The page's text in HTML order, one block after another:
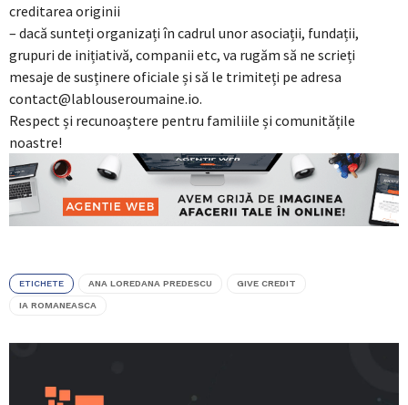
creditarea originii
– dacă sunteți organizați în cadrul unor asociații, fundații,
grupuri de inițiativă, companii etc, va rugăm să ne scrieți
mesaje de susținere oficiale și să le trimiteți pe adresa
contact@lablouseroumaine.io.
Respect și recunoaștere pentru familiile și comunitățile
noastre!
ETICHETE ANA LOREDANA PREDESCU GIVE CREDIT
IA ROMANEASCA